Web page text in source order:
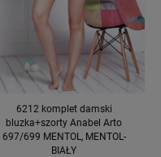
6212 komplet damski
bluzka+szorty Anabel Arto
697/699 MENTOL, MENTOL-
BIAŁY